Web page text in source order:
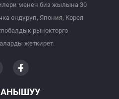
менен биз жылына 30
өндүрүп, Япония, Корея
рынокторго
жеткирет.